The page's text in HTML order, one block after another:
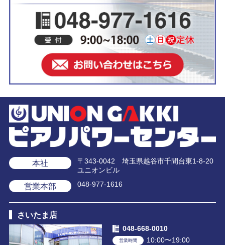
本社
〒343-0042 埼玉県越谷市千間台東1-8-20
ユニオンビル
営業本部 048-977-1616
さいたま店
048-668-0010
営業時間 10:00〜19:00